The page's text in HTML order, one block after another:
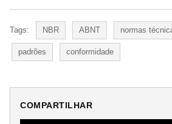
Tags: NBR ABNT normas
padrões conformidade
COMPARTILHAR